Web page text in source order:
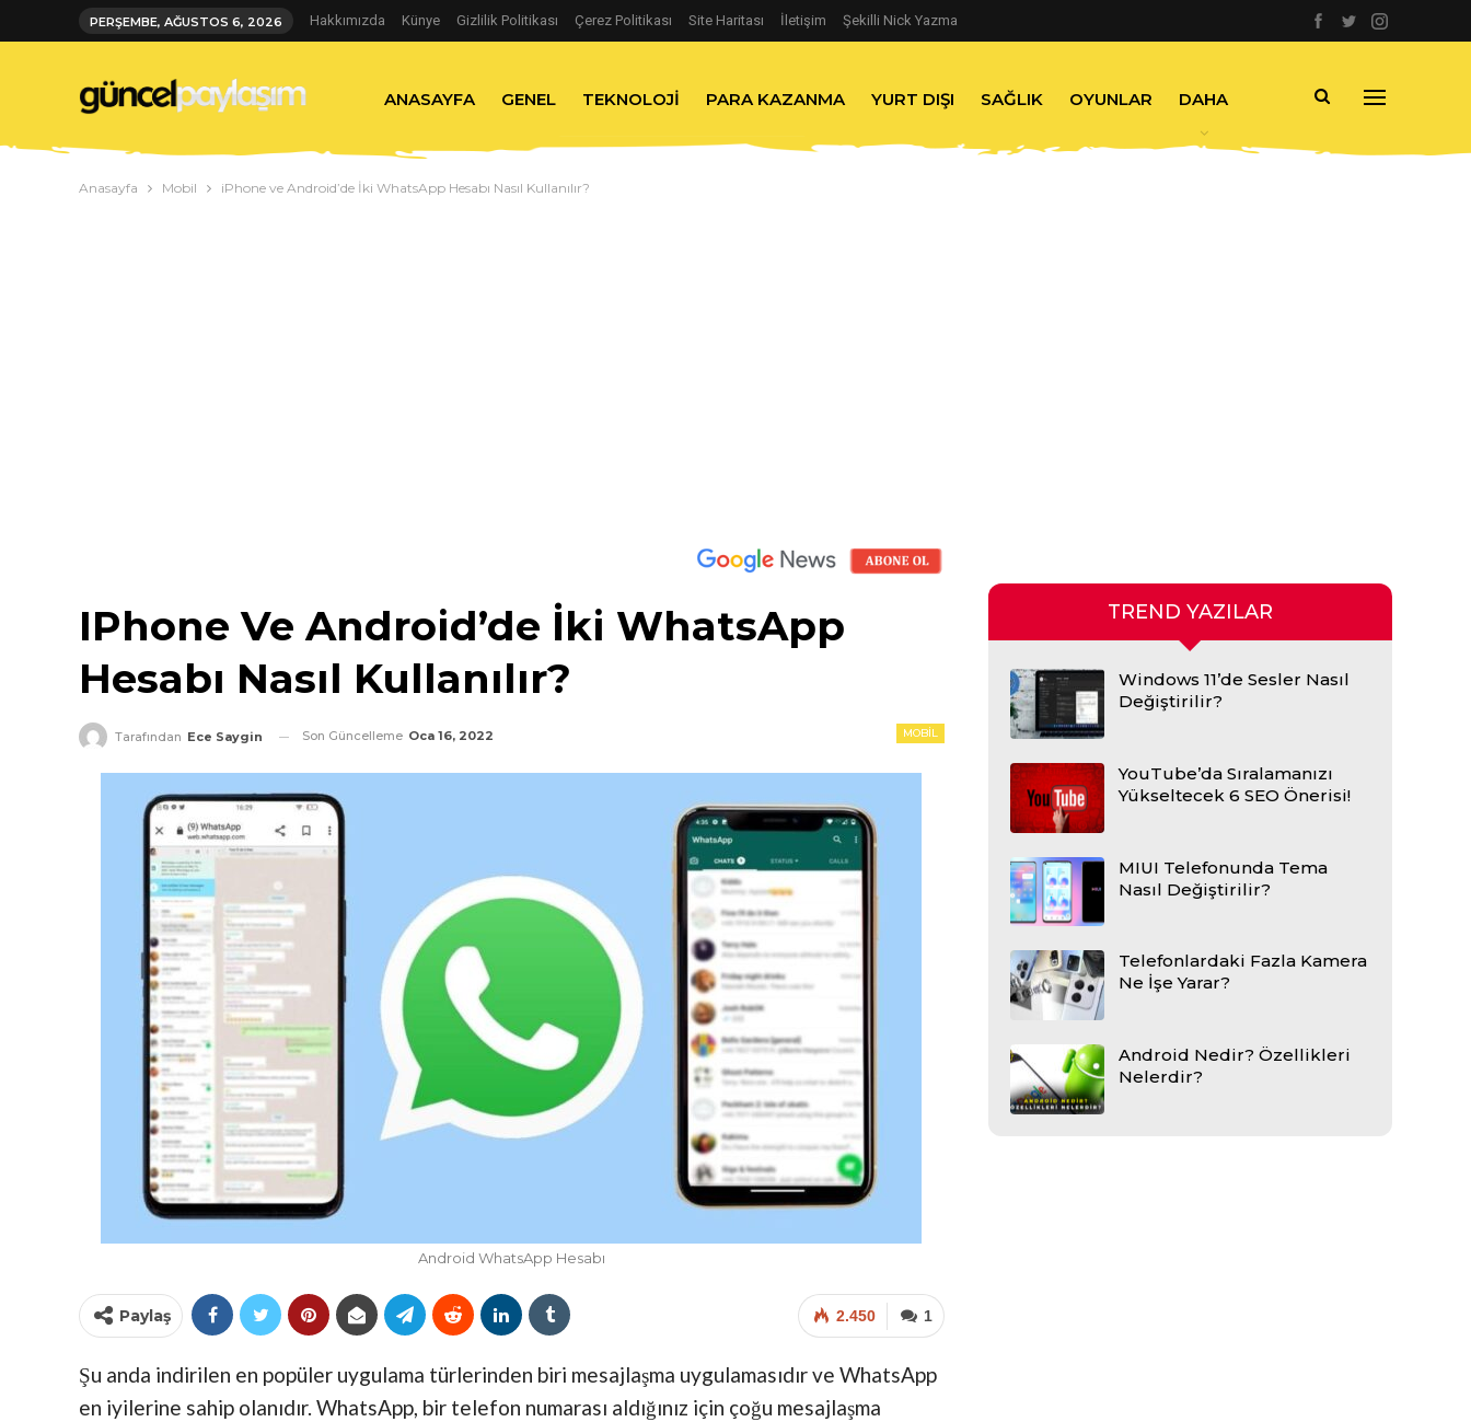
PERŞEMBE, AĞUSTOS 6, 2026 Hakkımızda Künye Gizlilik Politikası Çerez Politikası Site Haritası İletişim Şekilli Nick Yazma
ANASAYFA GENEL TEKNOLOJI PARA KAZANMA YURT DIŞI SAĞLIK OYUNLAR DAHA
Anasayfa Mobil iPhone ve Android’de İki WhatsApp Hesabı Nasıl Kullanılır?
IPhone Ve Android’de İki WhatsApp
Hesabı Nasıl Kullanılır?
MOBIL
Tarafından Ece Saygin Son Güncelleme Oca 16, 2022
Android WhatsApp Hesabı
1
2.450
Paylaş
Şu anda indirilen en popüler uygulama türlerinden biri mesajlaşma uygulamasıdır ve WhatsApp
en iyilerine sahip olanıdır. WhatsApp, bir telefon numarası aldığınız için çoğu mesajlaşma
TREND YAZILAR
Windows 11’de Sesler Nasıl
Değiştirilir?
YouTube’da Sıralamanızı
Yükseltecek 6 SEO Önerisi!
MIUI Telefonunda Tema
Nasıl Değiştirilir?
Telefonlardaki Fazla Kamera
Ne İşe Yarar?
Android Nedir? Özellikleri
Nelerdir?